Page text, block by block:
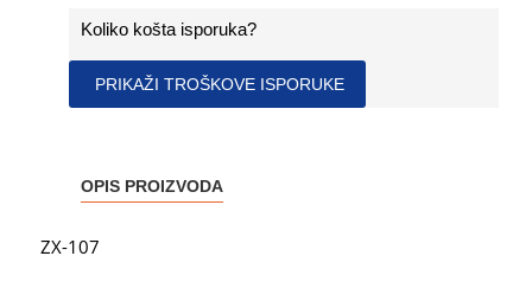
Koliko košta isporuka?
PRIKAŽI TROŠKOVE ISPORUKE
OPIS PROIZVODA
ZX-107